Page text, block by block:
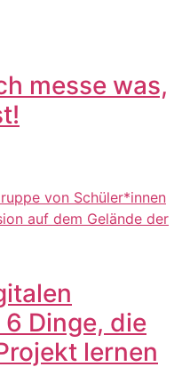
messe was,
Dinge, die
lernen